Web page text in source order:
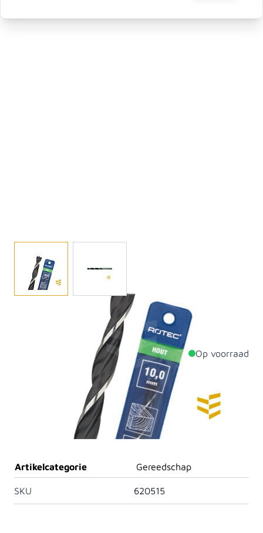
Toepassing: boren in zacht- en hardhout, meubelplaat
Op voorraad
Productdetails
8mm
117mm
Artikelcategorie
Gereedschap
SKU 620515